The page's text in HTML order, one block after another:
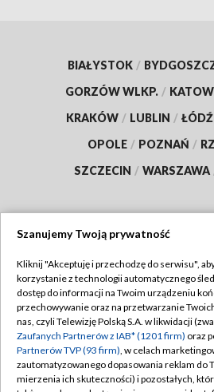
BIAŁYSTOK /
GORZÓW WLKP. /
KRAKÓW / LUBLIN / ŁÓDŹ
OPOLE / POZNAŃ /
SZCZECIN / WARSZAWA
TVP
Abonament TVP
Emisja w TVP
Centrum informacji TVP
Naziemna Telewizja Cyfrowa
Regulamin
Polityka
Moje
Pomoc
Szanujemy Twoją prywatność
Kliknij "Akceptuję i przechodzę do serwisu",
korzystanie z technologii automatycznego
dostęp do informacji na Twoim urządzeniu
przechowywanie oraz na przetwarzanie
nas, czyli Telewizję Polską S.A. w likwidacji
Zaufanych Partnerów z IAB* (1201 firm) oraz
Partnerów TVP (93 firm), w celach
zautomatyzowanego dopasowania reklam do
mierzenia ich skuteczności) i pozostałych,